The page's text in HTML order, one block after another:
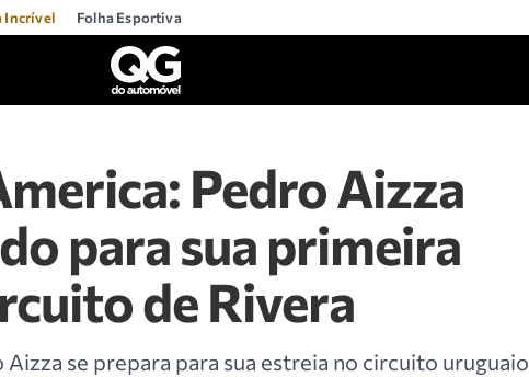
Incrível Folha Esportiva
Pedro Aizza
para sua primeira
de Rivera
se prepara para sua estreia no circuito uruguaio